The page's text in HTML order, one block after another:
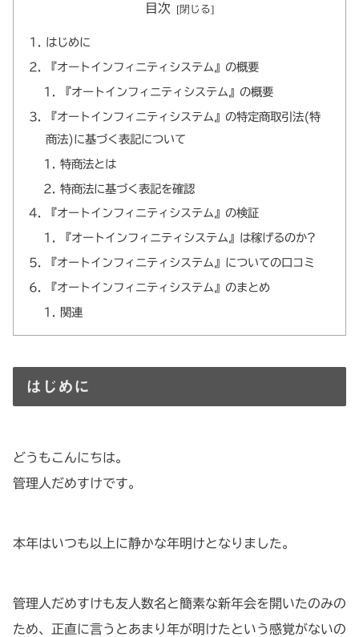
目次
はじめに
『オートインフィニティシステム』の概要
『オートインフィニティシステム』の概要
『オートインフィニティシステム』の特定商取引法(特
商法)に基づく表記について
特商法とは
特商法に基づく表記を確認
『オートインフィニティシステム』の検証
『オートインフィニティシステム』は稼げるのか?
『オートインフィニティシステム』についての口コミ
『オートインフィニティシステム』のまとめ
関連
はじめに
どうもこんにちは。
管理人だめすけです。
本年はいつも以上に静かな年明けとなりました。
管理人だめすけも友人数名と簡素な新年会を開いたのみの
ため、正直に言うとあまり年が明けたという感覚がないの